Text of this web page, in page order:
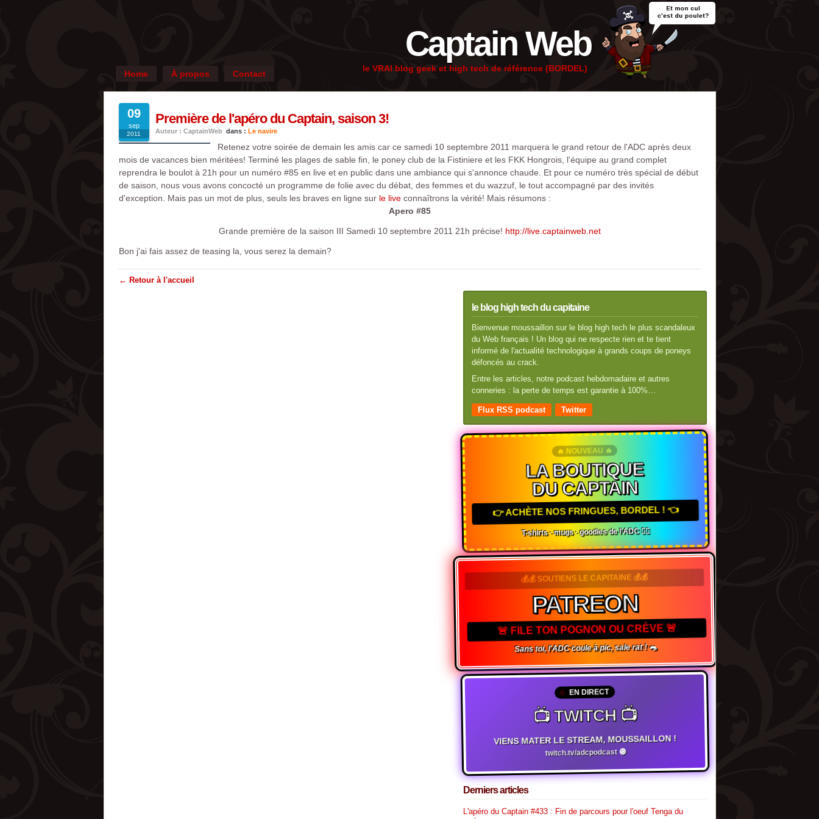
Captain Web
le VRAI blog geek et high tech de référence (BORDEL)
Home À propos Contact
09
sep
2011
Première de l'apéro du Captain, saison 3!
Auteur : CaptainWeb dans : Le navire
Retenez votre soirée de demain les amis car ce samedi 10 septembre 2011 marquera le grand retour de l'ADC après deux
mois de vacances bien méritées! Terminé les plages de sable fin, le poney club de la Fistiniere et les FKK Hongrois, l'équipe au grand complet
reprendra le boulot à 21h pour un numéro #85 en live et en public dans une ambiance qui s'annonce chaude. Et pour ce numéro très spécial de début
de saison, nous vous avons concocté un programme de folie avec du débat, des femmes et du wazzuf, le tout accompagné par des invités
d'exception. Mais pas un mot de plus, seuls les braves en ligne sur le liveconnaîtrons la vérité! Mais résumons :
Apero #85
Grande première de la saison III Samedi 10 septembre 2011 21h précise! http://live.captainweb.net
Bon j'ai fais assez de teasing la, vous serez la demain?
← Retour à l'accueil
le blog high tech du capitaine
Bienvenue moussaillon sur le blog high tech le plus scandaleux
du Web français ! Un blog qui ne respecte rien et te tient
informé de l'actualité technologique à grands coups de poneys
défoncés au crack.
Entre les articles, notre podcast hebdomadaire et autres
conneries : la perte de temps est garantie à 100%…
Flux RSS podcast Twitter
🔥 NOUVEAU 🔥
LA BOUTIQUE
DU CAPTAIN
👉 ACHÈTE NOS FRINGUES, BORDEL ! 👈
T-shirts · mugs · goodies de l'ADC 🏴‍☠️
💰💰 SOUTIENS LE CAPITAINE 💰💰
PATREON
🚨 FILE TON POGNON OU CRÈVE 🚨
Sans toi, l'ADC coule à pic, sale rat ! 🐀
EN DIRECT
📺 TWITCH 📺
VIENS MATER LE STREAM, MOUSSAILLON !
twitch.tv/adcpodcast 🟣
Derniers articles
L'apéro du Captain #433 : Fin de parcours pour l'oeuf Tenga du